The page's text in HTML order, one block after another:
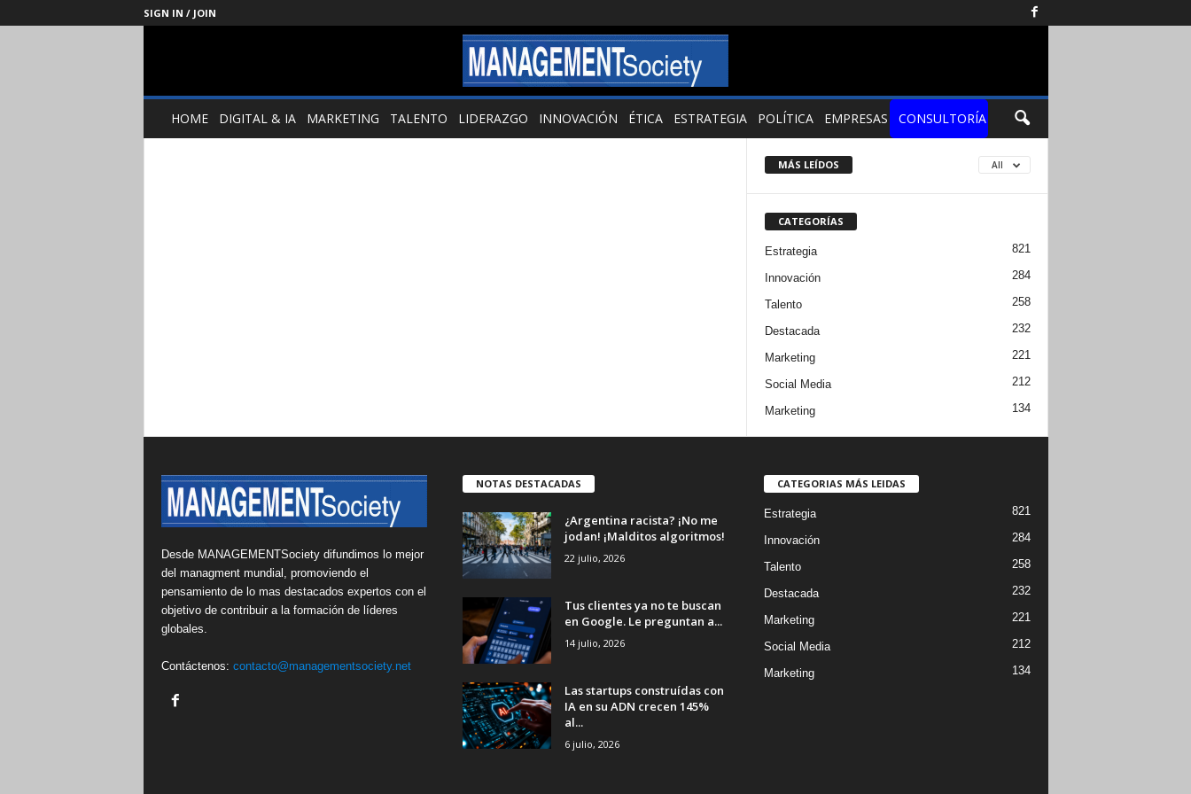
SIGN IN / JOIN
Management
SocietyHOME DIGITAL & IA MARKETING TALENTO LIDERAZGO INNOVACIÓN ÉTICA ESTRATEGIA POLÍTICA EMPRESAS CONSULTORÍA
MÁS LEÍDOS All
CATEGORÍAS
Estrategia 821
Innovación 284
Talento 258
Destacada 232
Marketing 221
Social Media 212
Marketing 134
Desde MANAGEMENTSociety difundimos lo mejor
del managment mundial, promoviendo el
pensamiento de lo mas destacados expertos con el
objetivo de contribuir a la formación de líderes
globales.
Contáctenos: contacto@managementsociety.net
NOTAS DESTACADAS
¿Argentina racista? ¡No me
jodan! ¡Malditos algoritmos!
22 julio, 2026
Tus clientes ya no te buscan
en Google. Le preguntan a...
14 julio, 2026
Las startups construídas con
IA en su ADN crecen 145%
al...
6 julio, 2026
CATEGORIAS MÁS LEIDAS
Estrategia 821
Innovación 284
Talento 258
Destacada 232
Marketing 221
Social Media 212
Marketing 134